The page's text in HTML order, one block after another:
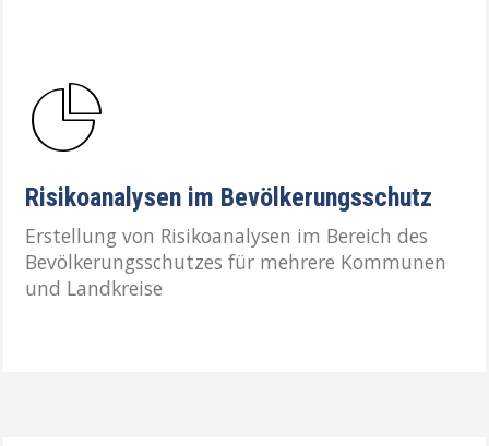
Risikoanalysen im Bevölkerungsschutz
Erstellung von Risikoanalysen im Bereich des
Bevölkerungsschutzes für mehrere Kommunen
und Landkreise